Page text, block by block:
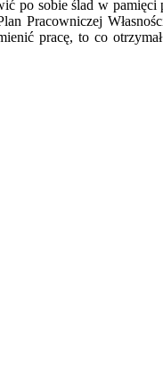
po sobie ślad w
Pracowniczej
pracę, to co